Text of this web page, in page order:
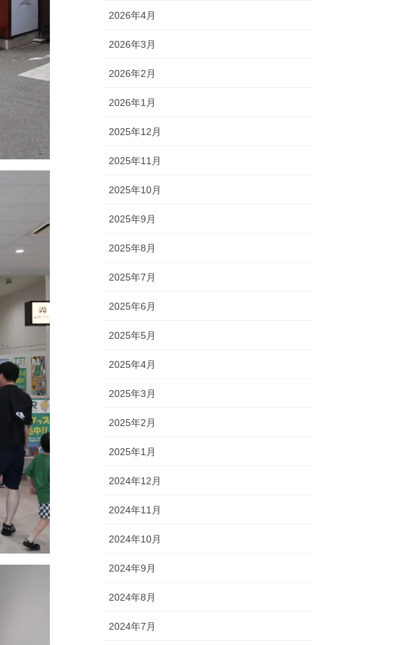
2026年4月
2026年3月
2026年2月
2026年1月
2025年12月
2025年11月
2025年10月
2025年9月
2025年8月
2025年7月
2025年6月
2025年5月
2025年4月
2025年3月
2025年2月
2025年1月
2024年12月
2024年11月
2024年10月
2024年9月
2024年8月
2024年7月